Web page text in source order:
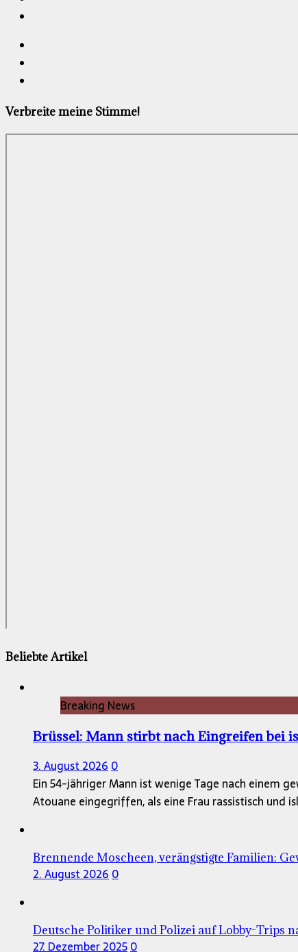
Verbreite meine Stimme!
Beliebte Artikel
Breaking News
Brüssel: Mann stirbt nach Eingreifen bei
3. August 20260
Ein 54-jähriger Mann ist wenige Tage nach einem
Atouane eingegriffen, als eine Frau rassistisch
Brennende Moscheen, verängstigte Familien:
2. August 20260
Deutsche Politiker und Polizei auf Lobby-Trips
27. Dezember 20250